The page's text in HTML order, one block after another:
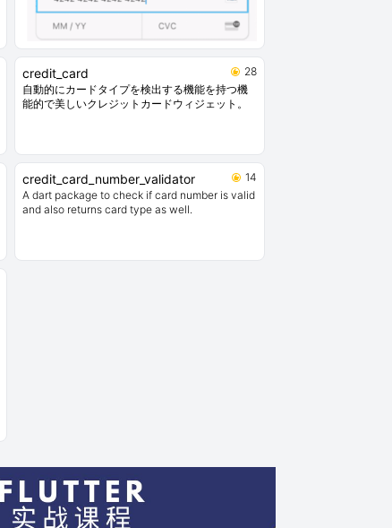
credit_card
28
自動的にカードタイプを検出する機能を持つ機
能的で美しいクレジットカードウィジェット。
credit_card_number_validator
14
A dart package to check if card number is valid
and also returns card type as well.